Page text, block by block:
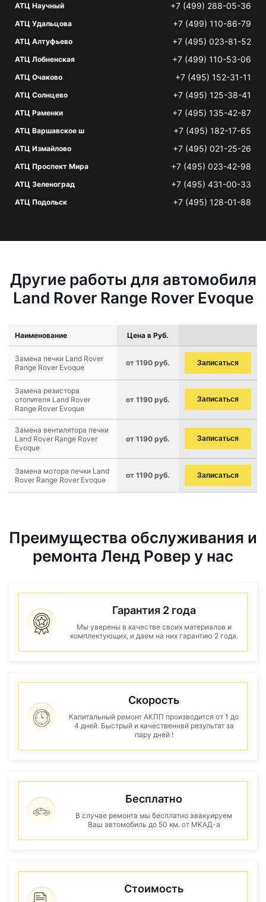
АТЦ Научный +7 (499) 288-05-36
АТЦ Удальцова +7 (499) 110-86-79
АТЦ Алтуфьево +7 (495) 023-81-52
АТЦ Лобненская +7 (499) 110-53-06
АТЦ Очаково +7 (495) 152-31-11
АТЦ Солнцево +7 (495) 125-38-41
АТЦ Раменки +7 (495) 135-42-87
АТЦ Варшавское ш +7 (495) 182-17-65
АТЦ Измайлово +7 (495) 021-25-26
АТЦ Проспект Мира +7 (495) 023-42-98
АТЦ Зеленоград +7 (495) 431-00-33
АТЦ Подольск +7 (495) 128-01-88
Другие работы для автомобиля
Land Rover Range Rover Evoque
Наименование Цена в Руб.
Замена печки Land Rover
Range Rover Evoque
от 1190 руб. Записаться
Замена резистора
отопителя Land Rover
Range Rover Evoque
от 1190 руб. Записаться
Замена вентилятора печки
Land Rover Range Rover
Evoque
от 1190 руб. Записаться
Замена мотора печки Land
Rover Range Rover Evoque
от 1190 руб. Записаться
Преимущества обслуживания и
ремонта Ленд Ровер у нас
Гарантия 2 года
Мы уверены в качестве своих материалов и
комплектующих, и даем на них гарантию 2 года.
Скорость
Капитальный ремонт АКПП производится от 1 до
4 дней. Быстрый и качественнвй результат за
пару дней !
Бесплатно
В случае ремонта мы бесплатно эвакуируем
Ваш автомобиль до 50 км. от МКАД-а
Стоимость